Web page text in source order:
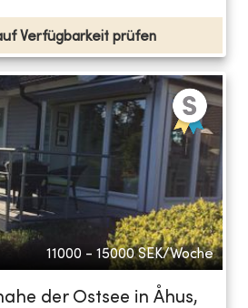
Verfügbarkeit prüfen
11000 - 15000 SEK/Woche
der Ostsee in Åhus,